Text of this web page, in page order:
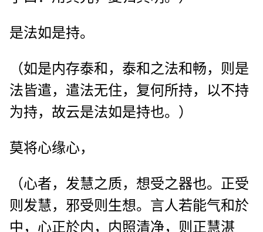
是法如是持。
（如是内存泰和，泰和之法和畅，则是
法皆遣，遣法无住，复何所持，以不持
为持，故云是法如是持也。）
莫将心缘心，
（心者，发慧之质，想受之器也。正受
则发慧，邪受则生想。言人若能气和於
中，心正於内，内照清净，则正慧湛